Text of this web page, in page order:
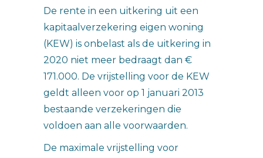
De rente in een uitkering uit een
kapitaalverzekering eigen woning
(KEW) is onbelast als de uitkering in
2020 niet meer bedraagt dan €
171.000. De vrijstelling voor de KEW
geldt alleen voor op 1 januari 2013
bestaande verzekeringen die
voldoen aan alle voorwaarden.
De maximale vrijstelling voor